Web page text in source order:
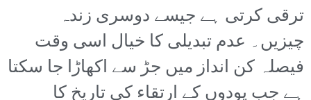
ترقی کرتی ہے جیسے دوسری زندہ
چیزیں۔ عدم تبدیلی کا خیال اسی وقت
فیصلہ کن انداز میں جڑ سے اکھاڑا جا سکتا
ہے جب پودوں کے ارتقاء کی تاریخ کا